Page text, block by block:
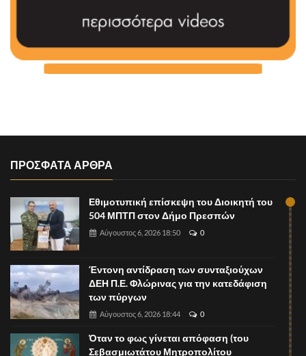
ΠΡΟΣΦΑΤΑ ΑΡΘΡΑ
Εθιμοτυπική επίσκεψη του Διοικητή του
504 ΜΠΤΠ στον Δήμο Πρεσπών
Αύγουστος 6, 2026 18:50 0
Έντονη αντίδραση των συνταξιούχων
ΔΕΗ Π.Ε. Φλώρινας για την κατεδάφιση
των πύργων
Αύγουστος 6, 2026 18:44 0
Όταν το φως γίνεται απόφαση (του
Σεβασμιωτάτου Μητροπολίτου